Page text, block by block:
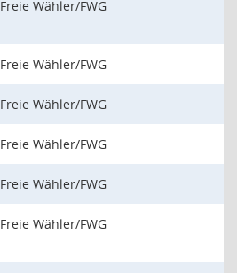
Freie Wähler/FWG
Freie Wähler/FWG
Freie Wähler/FWG
Freie Wähler/FWG
Freie Wähler/FWG
Freie Wähler/FWG